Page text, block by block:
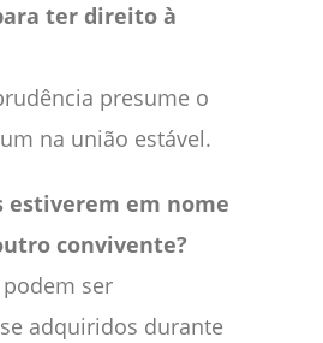
ter direito à
presume o
na união estável.
estiverem em nome
convivente?
ser
adquiridos durante